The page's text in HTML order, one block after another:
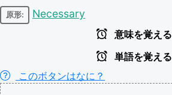
原形: Necessary
意味を覚える
単語を覚える
このボタンはなに？